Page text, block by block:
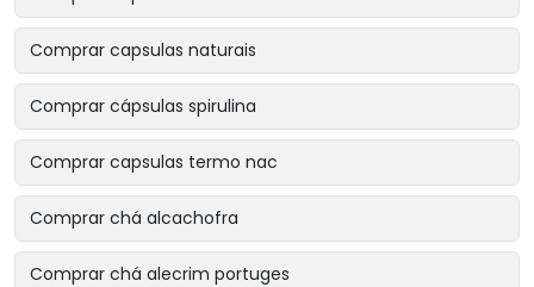
Comprar capsulas naturais
Comprar cápsulas spirulina
Comprar capsulas termo nac
Comprar chá alcachofra
Comprar chá alecrim portuges